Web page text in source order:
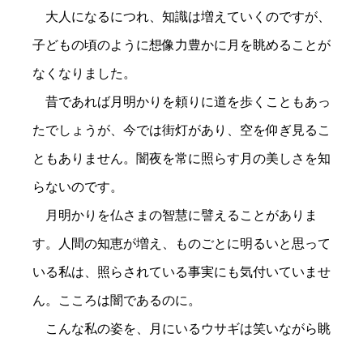
大人になるにつれ、知識は増えていくのですが、
子どもの頃のように想像力豊かに月を眺めることが
なくなりました。
昔であれば月明かりを頼りに道を歩くこともあっ
たでしょうが、今では街灯があり、空を仰ぎ見るこ
ともありません。闇夜を常に照らす月の美しさを知
らないのです。
月明かりを仏さまの智慧に譬えることがありま
す。人間の知恵が増え、ものごとに明るいと思って
いる私は、照らされている事実にも気付いていませ
ん。こころは闇であるのに。
こんな私の姿を、月にいるウサギは笑いながら眺